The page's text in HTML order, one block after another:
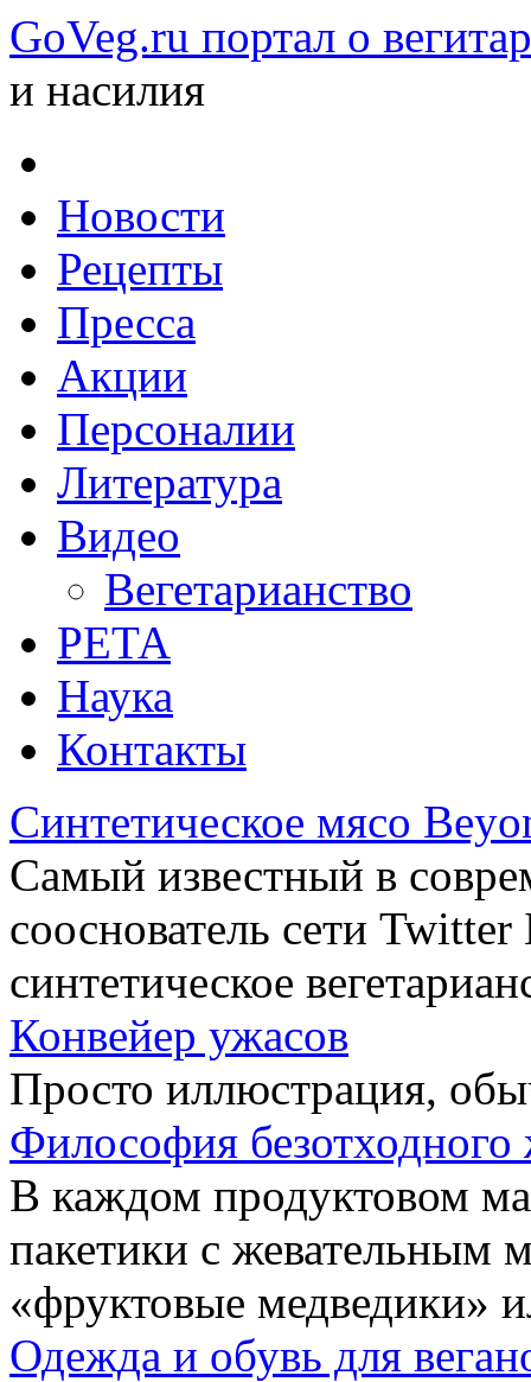
GoVeg.ru портал о
и насилия
Новости
Рецепты
Пресса
Акции
Персоналии
Литература
Видео
Вегетарианство
РЕТА
Наука
Контакты
Синтетическое мясо
Самый известный в
сооснователь сети
синтетическое
Конвейер ужасов
Просто иллюстрация,
Философия безотходного
В каждом продуктовом
пакетики с жевательным
«фруктовые медведики»
Одежда и обувь для